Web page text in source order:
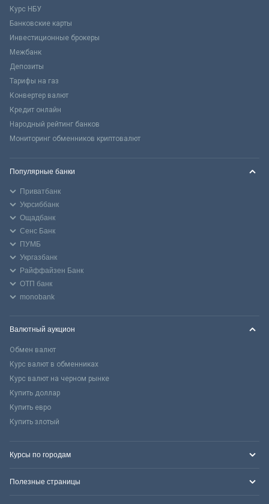
Курс НБУ
Банковские карты
Инвестиционные брокеры
Межбанк
Депозиты
Тарифы на газ
Конвертер валют
Кредит онлайн
Народный рейтинг банков
Мониторинг обменников криптовалют
Популярные банки
Приватбанк
Укрсиббанк
Ощадбанк
Сенс Банк
ПУМБ
Укргазбанк
Райффайзен Банк
ОТП банк
monobank
Валютный аукцион
Обмен валют
Курс валют в обменниках
Курс валют на черном рынке
Купить доллар
Купить евро
Купить злотый
Курсы по городам
Полезные страницы